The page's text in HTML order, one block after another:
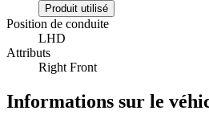
Produit utilisé
Position de conduite
LHD
Attributs
Right Front
Informations sur le